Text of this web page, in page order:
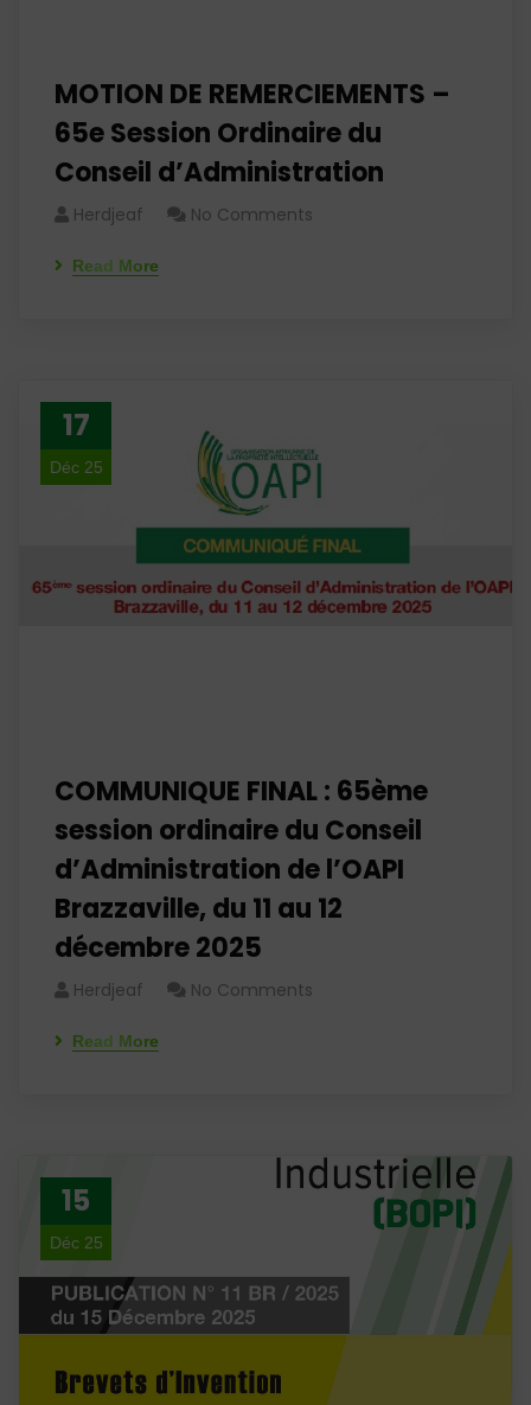
MOTION DE REMERCIEMENTS –
65e Session Ordinaire du
Conseil d’Administration
Herdjeaf No Comments
Read More
17
Déc 25
COMMUNIQUE FINAL : 65ème
session ordinaire du Conseil
d’Administration de l’OAPI
Brazzaville, du 11 au 12
décembre 2025
Herdjeaf No Comments
Read More
15
Déc 25